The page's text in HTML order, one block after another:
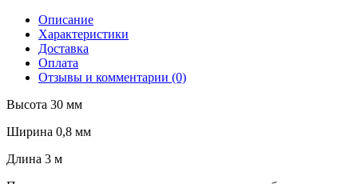
Описание
Характеристики
Доставка
Оплата
Отзывы и комментарии (0)
Высота 30 мм
Ширина 0,8 мм
Длина 3 м